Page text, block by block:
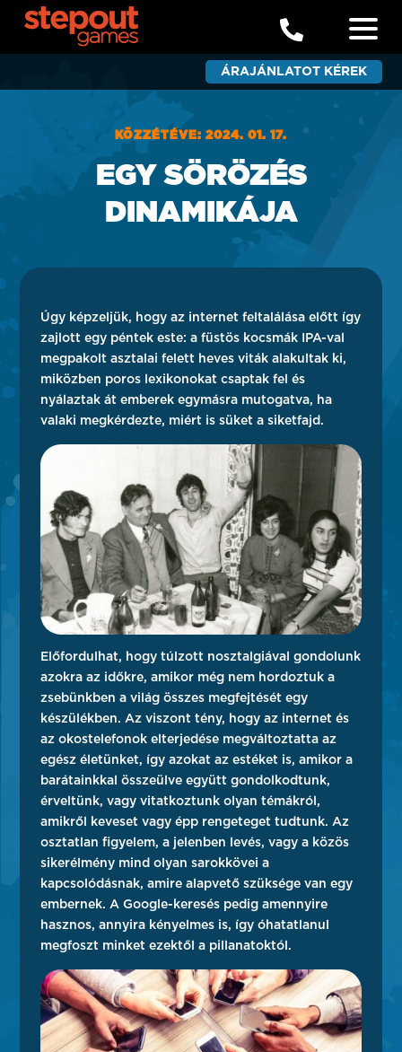

ÁRAJÁNLATOT KÉREK
KÖZZÉTÉVE: 2024. 01. 17.
EGY SÖRÖZÉS
DINAMIKÁJA
Úgy képzeljük, hogy az internet feltalálása előtt így
zajlott egy péntek este: a füstös kocsmák IPA-val
megpakolt asztalai felett heves viták alakultak ki,
miközben poros lexikonokat csaptak fel és
nyálaztak át emberek egymásra mutogatva, ha
valaki megkérdezte, miért is süket a siketfajd.
Előfordulhat, hogy túlzott nosztalgiával gondolunk
azokra az időkre, amikor még nem hordoztuk a
zsebünkben a világ összes megfejtését egy
készülékben. Az viszont tény, hogy az internet és
az okostelefonok elterjedése megváltoztatta az
egész életünket, így azokat az estéket is, amikor a
barátainkkal összeülve együtt gondolkodtunk,
érveltünk, vagy vitatkoztunk olyan témákról,
amikről keveset vagy épp rengeteget tudtunk. Az
osztatlan figyelem, a jelenben levés, vagy a közös
sikerélmény mind olyan sarokkövei a
kapcsolódásnak, amire alapvető szüksége van egy
embernek. A Google-keresés pedig amennyire
hasznos, annyira kényelmes is, így óhatatlanul
megfoszt minket ezektől a pillanatoktól.